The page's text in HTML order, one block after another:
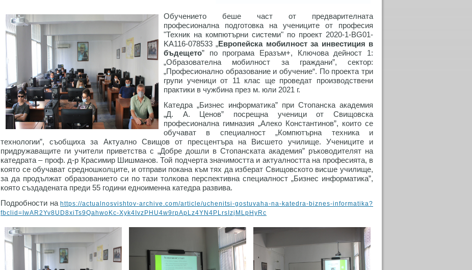
Обучението беше част от предварителната
професионална подготовка на учениците от професия
"Техник на компютърни системи" по проект 2020-1-BG01-
KA116-078533 „Европейска мобилност за инвестиция в
бъдещето” по програма Еразъм+, Ключова дейност 1:
„Образователна мобилност за граждани”, сектор:
„Професионално образование и обучение“. По проекта три
групи ученици от 11 клас ще проведат производствени
практики в чужбина през м. юли 2021 г.
Катедра „Бизнес информатика” при Стопанска академия
„Д. А. Ценов” посрещна ученици от Свищовска
професионална гимназия „Алеко Константинов”, които се
обучават в специалност „Компютърна техника и
технологии”, съобщиха за Актуално Свищов от пресцентъра на Висшето училище. Учениците и
придружаващите ги учители приветства с „Добре дошли в Стопанската академия” ръководителят на
катедрата – проф. д-р Красимир Шишманов. Той подчерта значимостта и актуалността на професията, в
която се обучават средношколците, и отправи покана към тях да изберат Свищовското висше училище,
за да продължат образованието си по тази толкова перспективна специалност „Бизнес информатика”,
която създадената преди 55 години едноименна катедра развива.
Подробности на https://actualnosvishtov-archive.com/article/uchenitsi-gostuvaha-na-katedra-biznes-informatika?
fbclid=IwAR2Yv8UD8xiTs9QahwoKc-Xyk4IvzPHU4w9rpApLz4YN4PLrsIzjMLpHyRc